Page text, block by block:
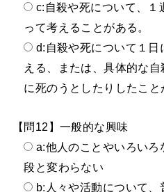
c:自殺や死について、１
って考えることがある。
d:自殺や死について１
える、または、具体的な
に死のうとしたりしたこと
【問12】一般的な興味
a:他人のことやいろい
段と変わらない
b:人々や活動について